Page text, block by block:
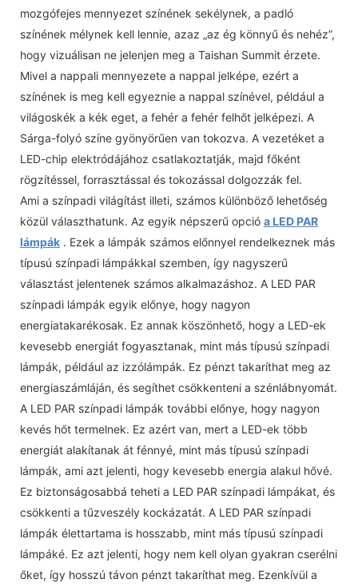
mozgófejes mennyezet színének sekélynek, a padló
színének mélynek kell lennie, azaz „az ég könnyű és nehéz”,
hogy vizuálisan ne jelenjen meg a Taishan Summit érzete.
Mivel a nappali mennyezete a nappal jelképe, ezért a
színének is meg kell egyeznie a nappal színével, például a
világoskék a kék eget, a fehér a fehér felhőt jelképezi. A
Sárga-folyó színe gyönyörűen van tokozva. A vezetéket a
LED-chip elektródájához csatlakoztatják, majd főként
rögzítéssel, forrasztással és tokozással dolgozzák fel.
Ami a színpadi világítást illeti, számos különböző lehetőség
közül választhatunk. Az egyik népszerű opció a LED PAR
lámpák . Ezek a lámpák számos előnnyel rendelkeznek más
típusú színpadi lámpákkal szemben, így nagyszerű
választást jelentenek számos alkalmazáshoz. A LED PAR
színpadi lámpák egyik előnye, hogy nagyon
energiatakarékosak. Ez annak köszönhető, hogy a LED-ek
kevesebb energiát fogyasztanak, mint más típusú színpadi
lámpák, például az izzólámpák. Ez pénzt takaríthat meg az
energiaszámláján, és segíthet csökkenteni a szénlábnyomát.
A LED PAR színpadi lámpák további előnye, hogy nagyon
kevés hőt termelnek. Ez azért van, mert a LED-ek több
energiát alakítanak át fénnyé, mint más típusú színpadi
lámpák, ami azt jelenti, hogy kevesebb energia alakul hővé.
Ez biztonságosabbá teheti a LED PAR színpadi lámpákat, és
csökkenti a tűzveszély kockázatát. A LED PAR színpadi
lámpák élettartama is hosszabb, mint más típusú színpadi
lámpáké. Ez azt jelenti, hogy nem kell olyan gyakran cserélni
őket, így hosszú távon pénzt takaríthat meg. Ezenkívül a